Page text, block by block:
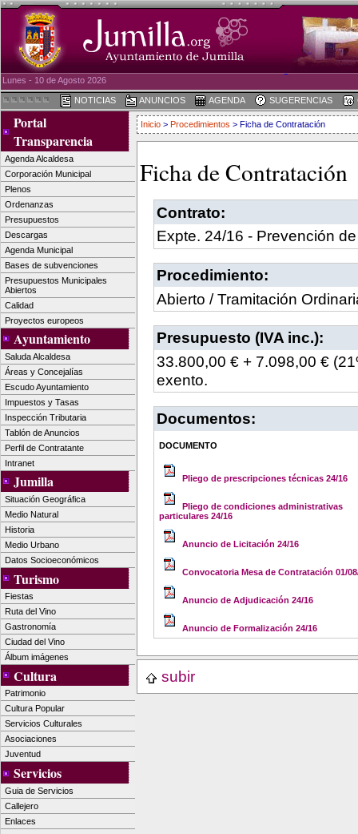
Lunes - 10 de Agosto 2026
NOTICIAS ANUNCIOS AGENDA SUGERENCIAS
Portal
Transparencia
Agenda Alcaldesa
Corporación Municipal
Plenos
Ordenanzas
Presupuestos
Descargas
Agenda Municipal
Bases de subvenciones
Presupuestos Municipales
Abiertos
Calidad
Proyectos europeos
Ayuntamiento
Saluda Alcaldesa
Áreas y Concejalías
Escudo Ayuntamiento
Impuestos y Tasas
Inspección Tributaria
Tablón de Anuncios
Perfil de Contratante
Intranet
Jumilla
Situación Geográfica
Medio Natural
Historia
Medio Urbano
Datos Socioeconómicos
Turismo
Fiestas
Ruta del Vino
Gastronomía
Ciudad del Vino
Álbum imágenes
Cultura
Patrimonio
Cultura Popular
Servicios Culturales
Asociaciones
Juventud
Servicios
Guia de Servicios
Callejero
Enlaces
Inicio > Procedimientos > Ficha de Contratación
Ficha de Contratación
Contrato:
Expte. 24/16 - Prevención
Procedimiento:
Abierto / Tramitación
Presupuesto (IVA inc.):
33.800,00 € + 7.098,00 €
exento.
Documentos:
DOCUMENTO
Pliego de prescripciones técnicas 24/16
Pliego de condiciones administrativas
particulares 24/16
Anuncio de Licitación 24/16
Convocatoria Mesa de Contratación 01/
Anuncio de Adjudicación 24/16
Anuncio de Formalización 24/16
subir